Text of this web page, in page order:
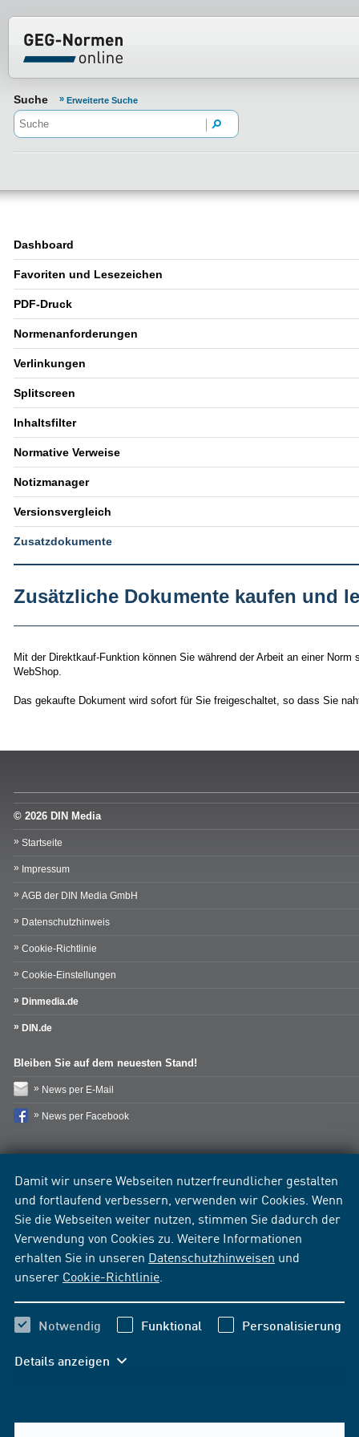
Damit wir unsere Webseiten nutzerfreundlicher gestalten
und fortlaufend verbessern, verwenden wir Cookies. Wenn
Sie die Webseiten weiter nutzen, stimmen Sie dadurch der
Verwendung von Cookies zu. Weitere Informationen
erhalten Sie in unseren Datenschutzhinweisen und
unserer Cookie-Richtlinie
Notwendig Funktional Personalisierung
Details anzeigen
Normenportal Barrierefreiheit
Suche Erweiterte Suche
Dashboard
Favoriten und Lesezeichen
PDF-Druck
Normenanforderungen
Verlinkungen
Splitscreen
Inhaltsfilter
Normative Verweise
Notizmanager
Versionsvergleich
Zusatzdokumente
Zusätzliche Dokumente kaufen und
Mit der Direktkauf-Funktion können Sie während der Arbeit an einer
WebShop.
Das gekaufte Dokument wird sofort für Sie freigeschaltet, so dass Sie
© 2026 DIN Media
Startseite
Impressum
AGB der DIN Media GmbH
Datenschutzhinweis
Cookie-Richtlinie
Cookie-Einstellungen
Dinmedia.de
DIN.de
Bleiben Sie auf dem neuesten Stand!
News per E-Mail
News per Facebook